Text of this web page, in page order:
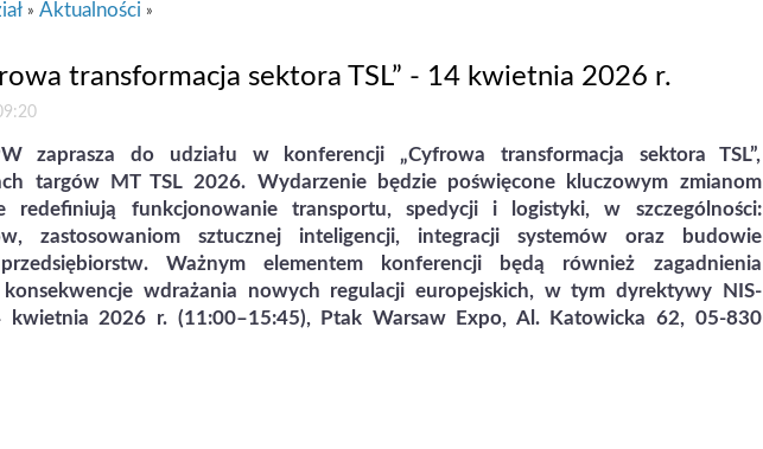
» Aktualności »
transformacja sektora TSL” - 14 kwietnia 2026 r.
zaprasza do udziału w konferencji „Cyfrowa transformacja sektora TSL”,
targów MT TSL 2026. Wydarzenie będzie poświęcone kluczowym zmianom
redefiniują funkcjonowanie transportu, spedycji i logistyki, w szczególności:
zastosowaniom sztucznej inteligencji, integracji systemów oraz budowie
Ważnym elementem konferencji będą również zagadnienia
konsekwencje wdrażania nowych regulacji europejskich, w tym dyrektywy NIS-
kwietnia 2026 r. (11:00–15:45), Ptak Warsaw Expo, Al. Katowicka 62, 05-830